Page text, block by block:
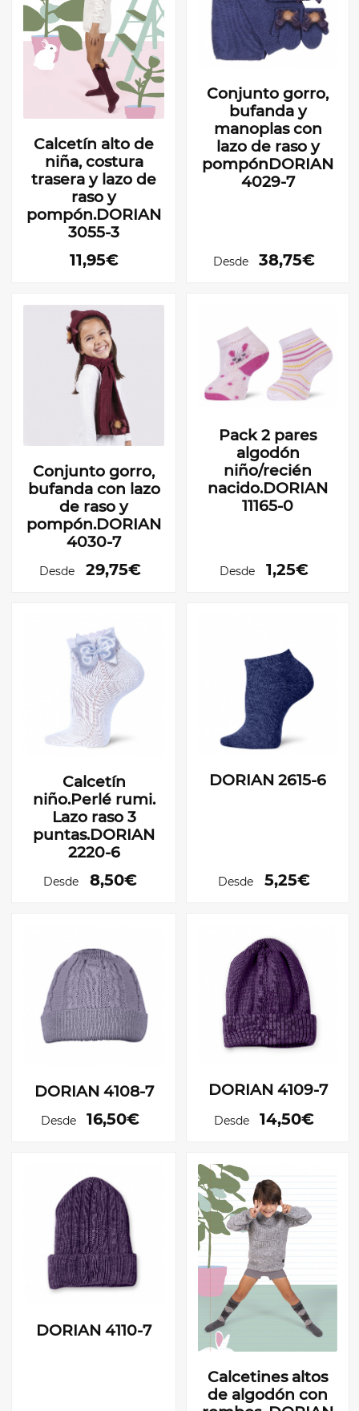
Calcetín alto de
niña, costura
trasera y lazo de
raso y
pompón.DORIAN
3055-3
11,95€
Conjunto gorro,
bufanda y
manoplas con
lazo de raso y
pompónDORIAN
4029-7
Desde 38,75€
Conjunto gorro,
bufanda con lazo
de raso y
pompón.DORIAN
4030-7
Desde 29,75€
Pack 2 pares
algodón
niño/recién
nacido.DORIAN
11165-0
Desde 1,25€
Calcetín
niño.Perlé rumi.
Lazo raso 3
puntas.DORIAN
2220-6
Desde 8,50€
DORIAN 2615-6
Desde 5,25€
DORIAN 4108-7
Desde 16,50€
DORIAN 4109-7
Desde 14,50€
DORIAN 4110-7
Calcetines altos
de algodón con